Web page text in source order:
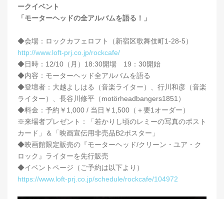
ークイベント
「モーターヘッドの全アルバムを語る！」
◆会場：ロックカフェロフト（新宿区歌舞伎町1-28-5）
http://www.loft-prj.co.jp/rockcafe/
◆日時：12/10（月）18:30開場 19：30開始
◆内容：モーターヘッド全アルバムを語る
◆登壇者：大越よしはる（音楽ライター）、行川和彦（音楽
ライター）、長谷川修平（motörheadbangers1851）
◆料金：予約￥1,000 / 当日￥1,500（＋要1オーダー）
※来場者プレゼント：「若かりし頃のレミーの写真のポスト
カード」＆「映画宣伝用非売品B2ポスター」
◆映画館限定販売の『モーターヘッド/クリーン・ユア・ク
ロック』ライターを先行販売
◆イベントページ（ご予約は以下より）
https://www.loft-prj.co.jp/schedule/rockcafe/104972